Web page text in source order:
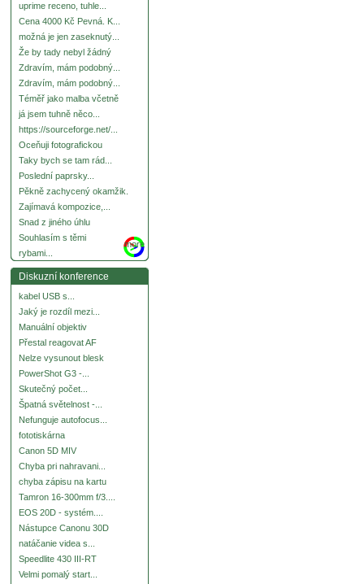
uprime receno, tuhle...
Cena 4000 Kč Pevná. K...
možná je jen zaseknutý...
Že by tady nebyl žádný
Zdravím, mám podobný...
Zdravím, mám podobný...
Téměř jako malba včetně
já jsem tuhně něco...
https://sourceforge.net/...
Oceňuji fotografickou
Taky bych se tam rád...
Poslední paprsky...
Pěkně zachycený okamžik.
Zajímavá kompozice,...
Snad z jiného úhlu
Souhlasím s těmi
rybami...
more
Diskuzní konference
kabel USB s...
Jaký je rozdíl mezi...
Manuální objektiv
Přestal reagovat AF
Nelze vysunout blesk
PowerShot G3 -...
Skutečný počet...
Špatná světelnost -...
Nefunguje autofocus...
fototiskárna
Canon 5D MIV
Chyba pri nahravani...
chyba zápisu na kartu
Tamron 16-300mm f/3....
EOS 20D - systém....
Nástupce Canonu 30D
natáčanie videa s...
Speedlite 430 III-RT
Velmi pomalý start...